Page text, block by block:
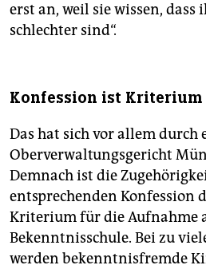
erst an, weil sie wissen, dass
schlechter sind“.
Konfession ist Kriterium
Das hat sich vor allem durch
Oberverwaltungsgericht
Demnach ist die
entsprechenden Konfession
Kriterium für die Aufnahme
Bekenntnisschule. Bei zu
werden bekenntnisfremde